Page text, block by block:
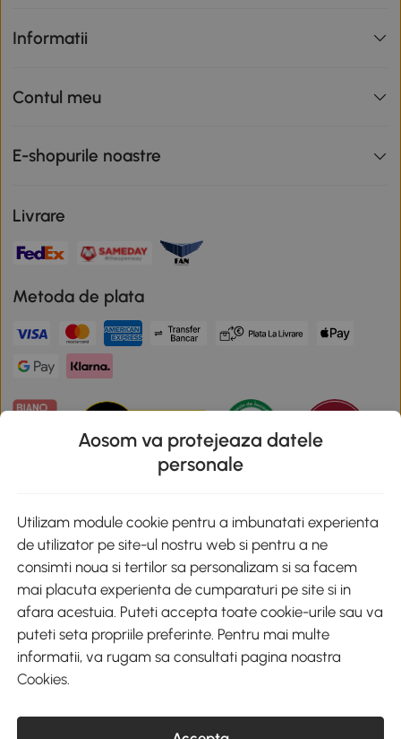
Informatii
Contul meu
E-shopurile noastre
Livrare
Metoda de plata
Descarca aplicatia Aosom
Google Play
+40 312294730 clienti@aosom.ro
Romania, Bucureşti Sectorul 2, Str. Barbu Paris Mumuleanu, Nr. 30-
CUI: 49266464
Aosom va protejeaza datele
personale
Utilizam module cookie pentru a imbunatati experienta
de utilizator pe site-ul nostru web si pentru a ne
consimti noua si tertilor sa personalizam si sa facem
mai placuta experienta de cumparaturi pe site si in
afara acestuia. Puteti accepta toate cookie-urile sau va
puteti seta propriile preferinte. Pentru mai multe
informatii, va rugam sa consultati pagina noastra
Cookies.